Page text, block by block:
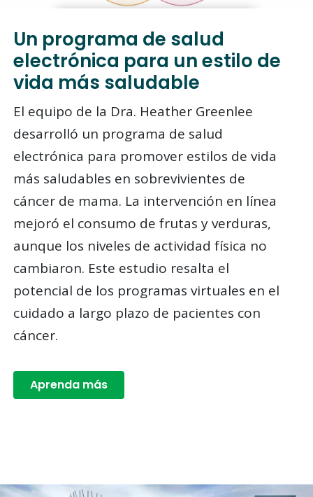
Un programa de salud
electrónica para un estilo de
vida más saludable
El equipo de la Dra. Heather Greenlee
desarrolló un programa de salud
electrónica para promover estilos de vida
más saludables en sobrevivientes de
cáncer de mama. La intervención en línea
mejoró el consumo de frutas y verduras,
aunque los niveles de actividad física no
cambiaron. Este estudio resalta el
potencial de los programas virtuales en el
cuidado a largo plazo de pacientes con
cáncer.
Aprenda más